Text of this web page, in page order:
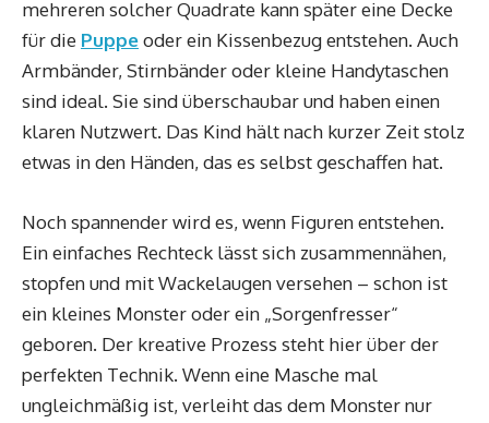
mehreren solcher Quadrate kann später eine Decke
für die Puppeoder ein Kissenbezug entstehen. Auch
Armbänder, Stirnbänder oder kleine Handytaschen
sind ideal. Sie sind überschaubar und haben einen
klaren Nutzwert. Das Kind hält nach kurzer Zeit stolz
etwas in den Händen, das es selbst geschaffen hat.
Noch spannender wird es, wenn Figuren entstehen.
Ein einfaches Rechteck lässt sich zusammennähen,
stopfen und mit Wackelaugen versehen – schon ist
ein kleines Monster oder ein „Sorgenfresser“
geboren. Der kreative Prozess steht hier über der
perfekten Technik. Wenn eine Masche mal
ungleichmäßig ist, verleiht das dem Monster nur